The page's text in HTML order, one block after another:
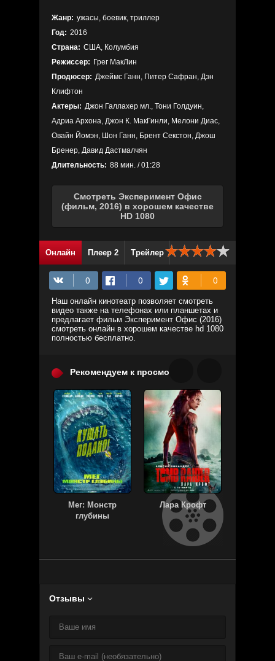
Жанр: ужасы, боевик, триллер
Год: 2016
Страна: США, Колумбия
Режиссер: Грег МакЛин
Продюсер: Джеймс Ганн, Питер Сафран, Дэн
Клифтон
Актеры: Джон Галлахер мл., Тони Голдуин,
Адриа Архона, Джон К. МакГинли, Мелони Диас,
Овайн Йомэн, Шон Ганн, Брент Секстон, Джош
Бренер, Давид Дастмалчян
Длительность: 88 мин. / 01:28
Смотреть Эксперимент Офис
(фильм, 2016) в хорошем качестве
HD 1080
Онлайн Плеер 2 Трейлер
Наш онлайн кинотеатр позволяет смотреть
видео также на телефонах или планшетах и
предлагает фильм Эксперимент Офис (2016)
смотреть онлайн в хорошем качестве hd 1080
полностью бесплатно.
Рекомендуем к просмотру:
Мег: Монстр
глубины
Лара Крофт
Отзывы 